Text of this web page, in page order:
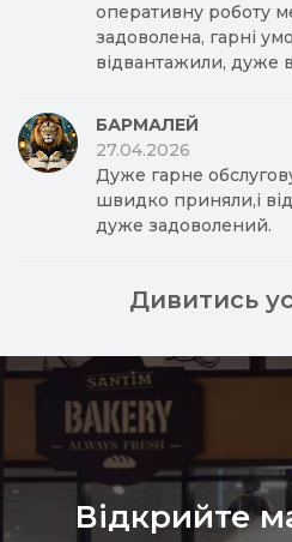
оперативну роботу
задоволена, гарні
відвантажили, дуже
БАРМАЛЕЙ
27.04.2026
Дуже гарне
швидко приняли,і
дуже задоволений.
Дивитись
Відкрийте